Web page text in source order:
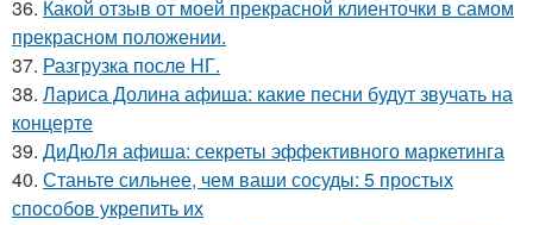
36. Какой отзыв от моей прекрасной клиенточки в самом
прекрасном положении.
37. Разгрузка после НГ.
38. Лариса Долина афиша: какие песни будут звучать на
концерте
39. ДиДюЛя афиша: секреты эффективного маркетинга
40. Станьте сильнее, чем ваши сосуды: 5 простых
способов укрепить их